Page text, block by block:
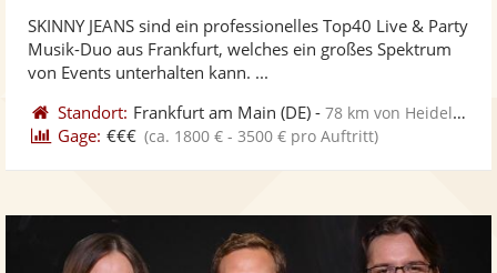
Fotos
5
SKINNY JEANS sind ein professionelles Top40 Live & Party
Musik-Duo aus Frankfurt, welches ein großes Spektrum
von Events unterhalten kann. ...
Standort: Frankfurt am Main (DE) -78 km von Heidelberg
Gage: €€€ (ca. 1800 € - 3500 € pro Auftritt)